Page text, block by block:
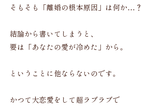
そもそも「離婚の根本原因」は何か…？
結論から書いてしまうと、
要は「あなたの愛が冷めた」から。
ということに他ならないのです。
かつて大恋愛をして超ラブラブで